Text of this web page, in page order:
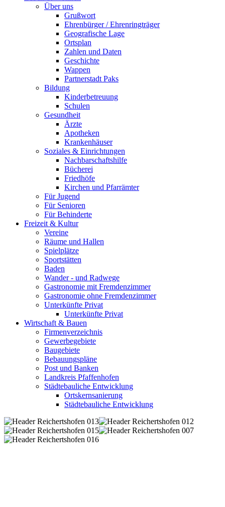
Über uns
Grußwort
Ehrenbürger / Ehrenringträger
Geografische Lage
Ortsplan
Zahlen und Daten
Geschichte
Wappen
Partnerstadt Paks
Bildung
Kinderbetreuung
Schulen
Gesundheit
Ärzte
Apotheken
Krankenhäuser
Soziales & Einrichtungen
Nachbarschaftshilfe
Bücherei
Friedhöfe
Kirchen und Pfarrämter
Für Jugend
Für Senioren
Für Behinderte
Freizeit & Kultur
Vereine
Räume und Hallen
Spielplätze
Sportstätten
Baden
Wander - und Radwege
Gastronomie mit Fremdenzimmer
Gastronomie ohne Fremdenzimmer
Unterkünfte Privat
Unterkünfte Privat
Wirtschaft & Bauen
Firmenverzeichnis
Gewerbegebiete
Baugebiete
Bebauungspläne
Post und Banken
Landkreis Pfaffenhofen
Städtebauliche Entwicklung
Ortskernsanierung
Städtebauliche Entwicklung